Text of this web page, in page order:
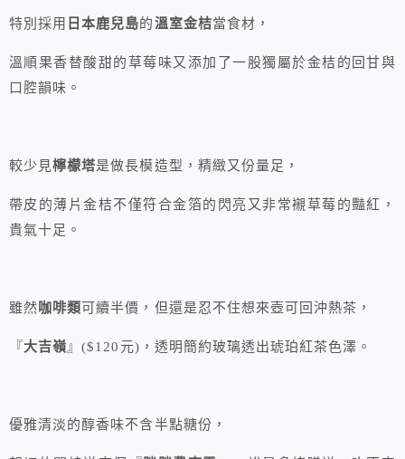
特別採用 日本鹿兒島的溫室金桔當食材，
溫順果香替酸甜的草莓味又添加了一股獨屬於金桔的回甘與
口腔韻味。
較少見檸檬塔是做長模造型，精緻又份量足，
帶皮的薄片金桔不僅符合金箔的閃亮又非常襯草莓的豔紅，
貴氣十足。
雖然咖啡類可續半價，但還是忍不住想來壺可回沖熱茶，
『大吉嶺』($120元)，透明簡約玻璃透出琥珀紅茶色澤。
優雅清淡的醇香味不含半點糖份，